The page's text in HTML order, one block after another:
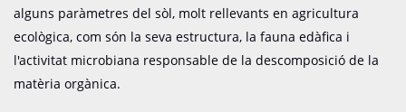
alguns paràmetres del sòl, molt rellevants en agricultura
ecològica, com són la seva estructura, la fauna edàfica i
l'activitat microbiana responsable de la descomposició de la
matèria orgànica.